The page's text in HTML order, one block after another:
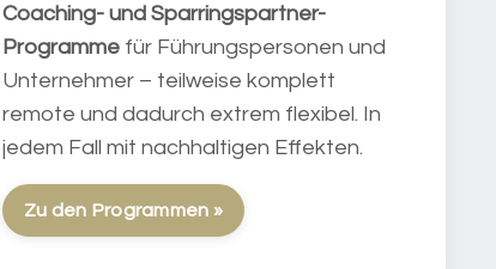
Coaching- und Sparringspartner-
Programme für Führungspersonen und
Unternehmer – teilweise komplett
remote und dadurch extrem flexibel. In
jedem Fall mit nachhaltigen Effekten.
Zu den Programmen »